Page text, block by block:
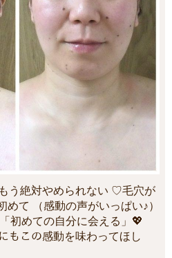
う絶対やめられない ♡毛穴が
めて （感動の声がいっぱい♪）
初めての自分に会える」💖
もこの感動を味わってほし